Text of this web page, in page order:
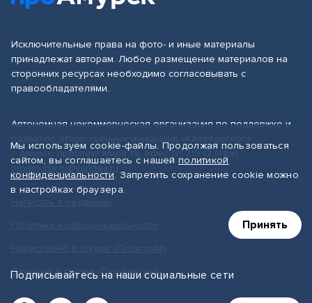
Исключительные права на фото- и иные материалы
принадлежат авторам. Любое размещение материалов на
сторонних ресурсах необходимо согласовывать с
правообладателями.
Автономная некоммерческая организация по поддержке и
г. Амурск, проспект Мира 19, офис № 219 (2 этаж)
proamursk.ru@yandex.ru
Сделано в студии «Перфектура»
Мы используем cookie-файлы. Продолжая пользоваться
сайтом, вы соглашаетесь с нашей политикой
конфиденциальности. Запретить сохранение cookie можно
в настройках браузера.
Принять
Подписывайтесь на наши социальные сети